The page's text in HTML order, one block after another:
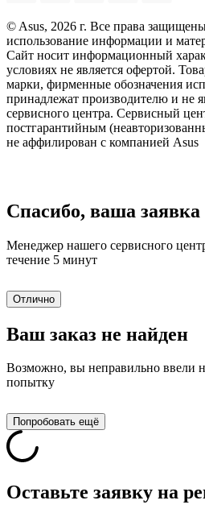
© Asus, 2026 г. Все права
использование информации и
Сайт носит информационный
условиях не является офертой.
марки, фирменные обозначения
принадлежат производителю и не
сервисного центра. Сервисный
постгарантийным
не аффилирован с компанией Asus
Спасибо, ваша заявка
Менеджер нашего сервисного
течение 5 минут
Отлично
Ваш заказ не найден
Возможно, вы неправильно ввели
попытку
Попробовать ещё
Оставьте заявку на